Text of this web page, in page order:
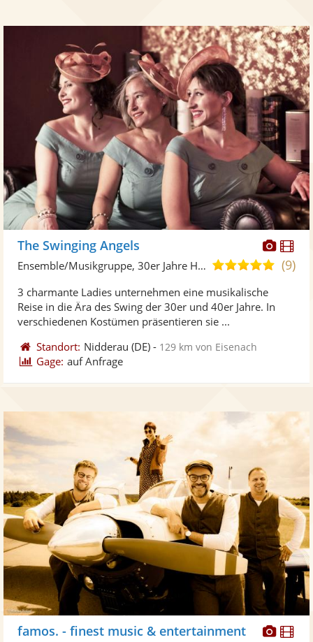
The Swinging Angels
5,0(9)
Ensemble/Musikgruppe, 30er Jahre Hits
3 charmante Ladies unternehmen eine musikalische
Reise in die Ära des Swing der 30er und 40er Jahre. In
verschiedenen Kostümen präsentieren sie ...
Standort: Nidderau (DE) - 129 km von Eisenach
Gage: auf Anfrage
famos. - finest music & entertainment